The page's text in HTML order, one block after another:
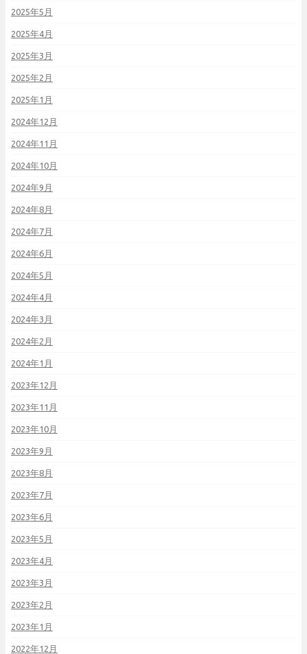
2025年5月
2025年4月
2025年3月
2025年2月
2025年1月
2024年12月
2024年11月
2024年10月
2024年9月
2024年8月
2024年7月
2024年6月
2024年5月
2024年4月
2024年3月
2024年2月
2024年1月
2023年12月
2023年11月
2023年10月
2023年9月
2023年8月
2023年7月
2023年6月
2023年5月
2023年4月
2023年3月
2023年2月
2023年1月
2022年12月